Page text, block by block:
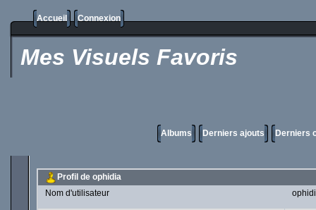
Accueil Connexion
Mes Visuels Favoris
Albums Derniers ajouts Derniers
Profil de ophidia
Nom d'utilisateur